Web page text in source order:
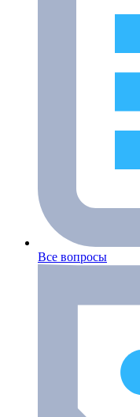
Все вопросы